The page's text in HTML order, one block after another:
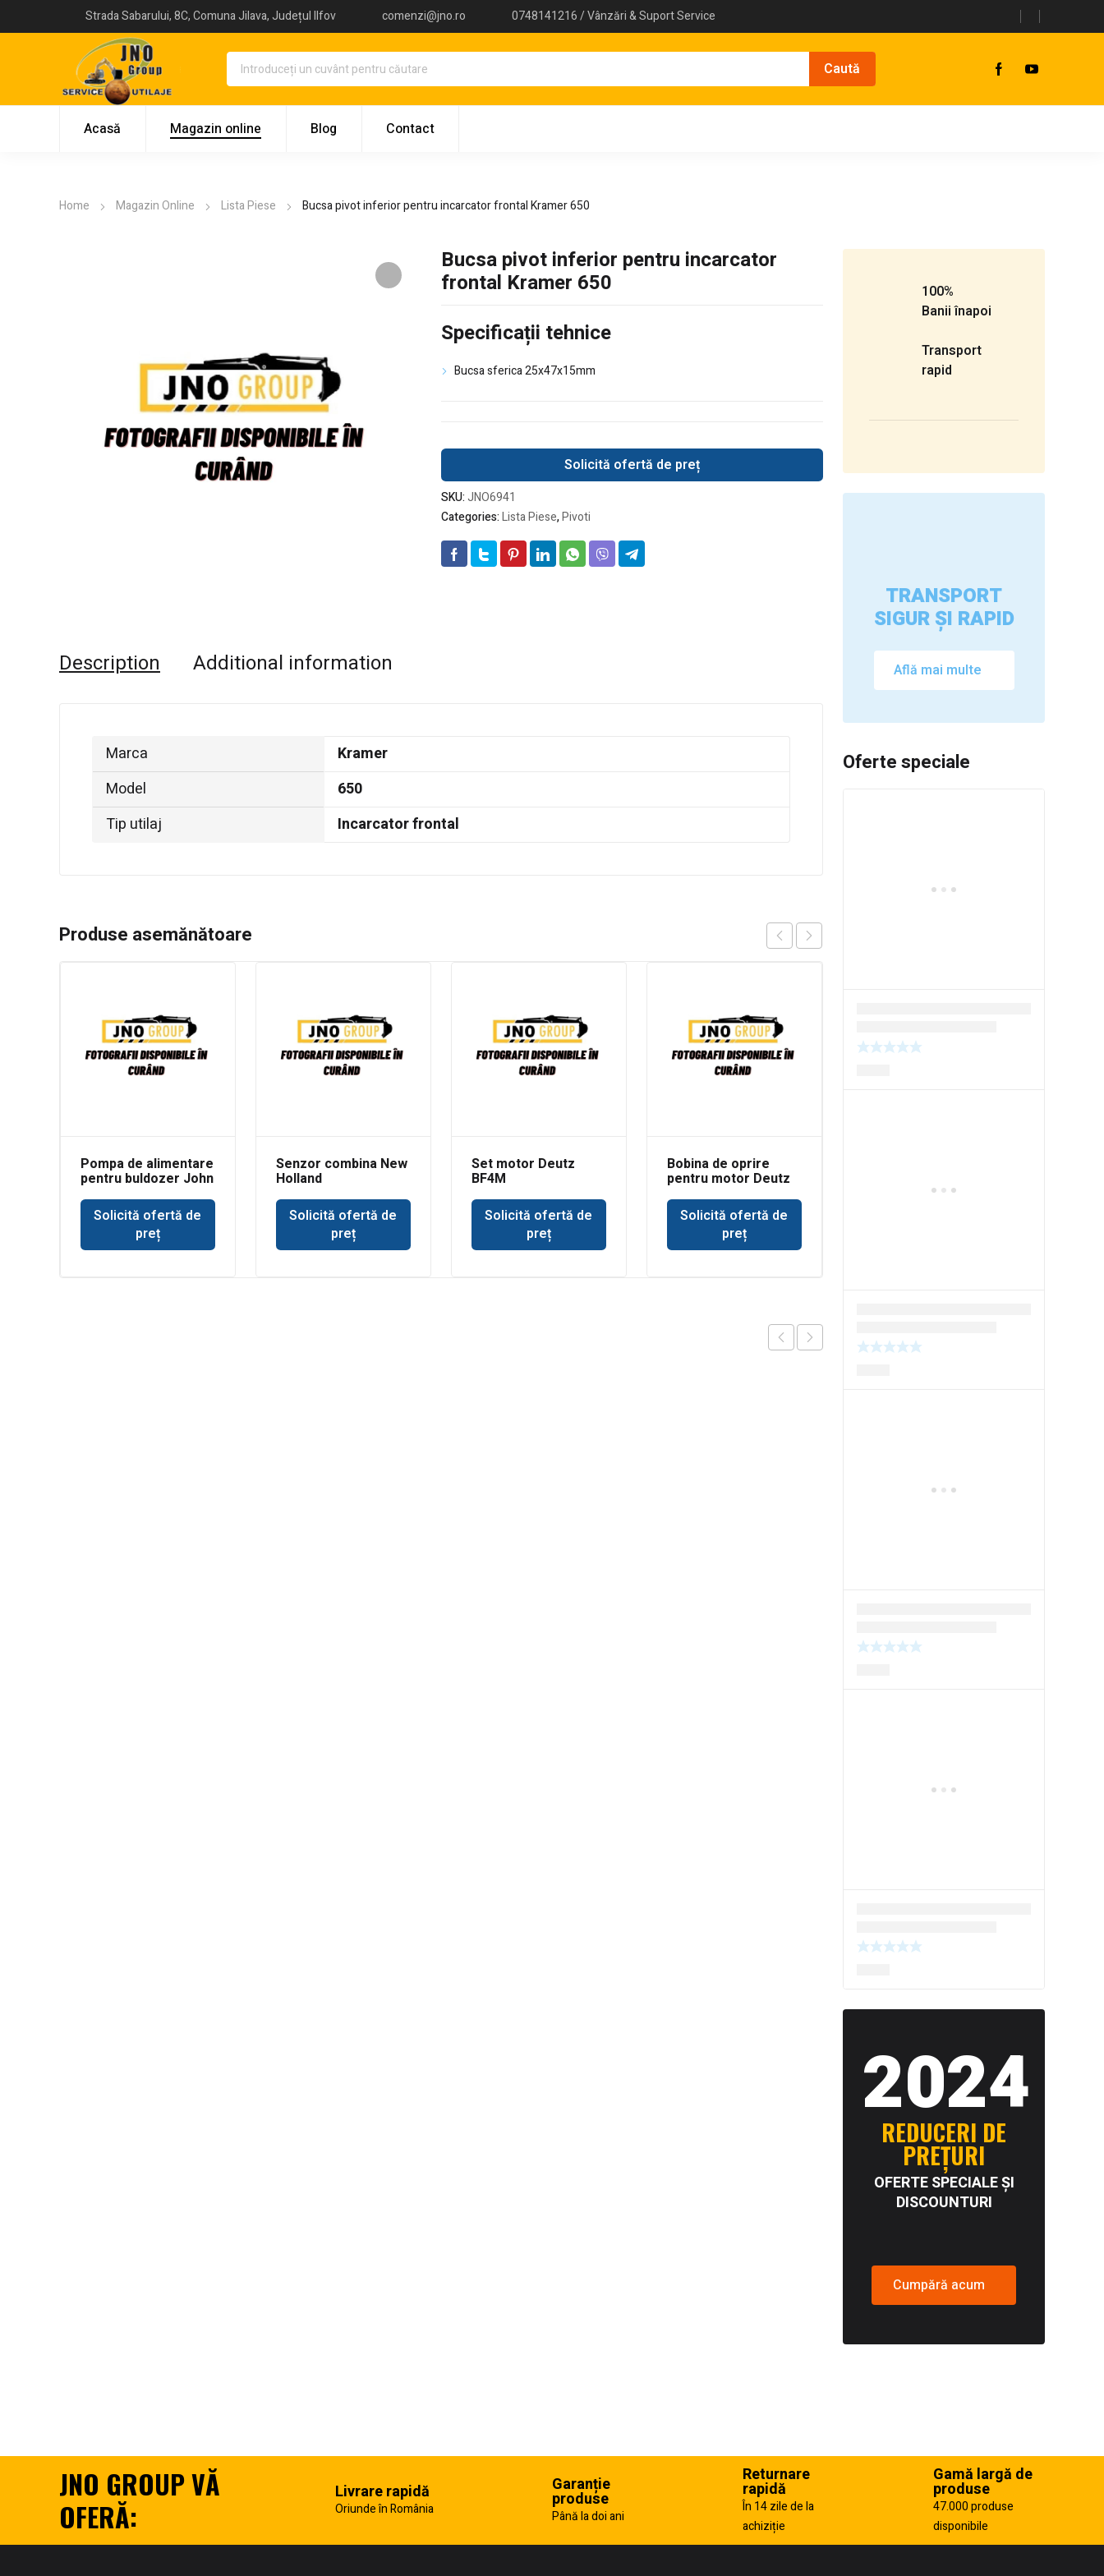
Strada Sabarului, 8C, Comuna Jilava, Județul Ilfov comenzi@jno.ro 0748141216 / Vânzări & Suport Service
Acasă Magazin online Blog Contact
Home Magazin Online Lista Piese Bucsa pivot inferior pentru incarcator frontal Kramer 650
Bucsa pivot inferior pentru incarcator
frontal Kramer 650
Specificații tehnice
Bucsa sferica 25x47x15mm
Solicită ofertă de preț
SKU:JNO6941
Categories:Lista Piese,Pivoti
Description Additional information
Marca
Kramer
Model
650
Tip utilaj
Incarcator frontal
Produse asemănătoare
Pompa de alimentare
pentru buldozer John
Solicită ofertă de
preț
Senzor combina New
Holland
Solicită ofertă de
preț
Set motor Deutz
BF4M
Solicită ofertă de
preț
Bobina de oprire
pentru motor Deutz
Solicită ofertă de
preț
100%
Banii înapoi
Transport
rapid
TRANSPORT
SIGUR ȘI RAPID
Află mai multe
Oferte speciale
2024
REDUCERI DE
PREȚURI
OFERTE SPECIALE ȘI
DISCOUNTURI
Cumpără acum
JNO GROUP VĂ
OFERĂ:
Livrare rapidă
Oriunde în România
Garanție
produse
Până la doi ani
Returnare
rapidă
În 14 zile de la
achiziție
Gamă largă de
produse
47.000 produse
disponibile